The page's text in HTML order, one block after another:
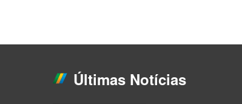
Últimas Notícias